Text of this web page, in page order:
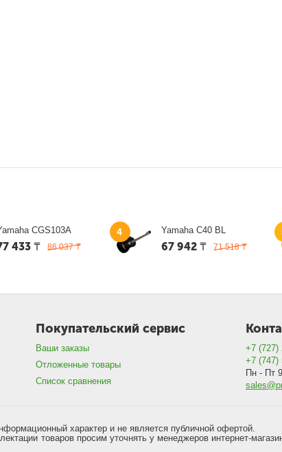
CGS103A
86 037 ₸
433 ₸
4 Yamaha C40 BL
71 518 ₸
67 942 ₸
Покупательский сервис
Ваши заказы
Отложенные товары
Список сравнения
+7 (727)
+7 (747)
Пн - Пт
характер и не является публичной офертой.
товаров просим уточнять у менеджеров интернет-